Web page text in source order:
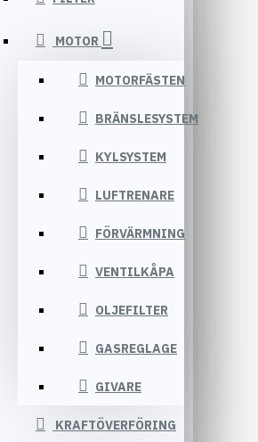
MOTOR
MOTORFÄSTEN
BRÄNSLESYSTEM
KYLSYSTEM
LUFTRENARE
FÖRVÄRMNING
VENTILKÅPA
OLJEFILTER
GASREGLAGE
GIVARE
KRAFTÖVERFÖRING